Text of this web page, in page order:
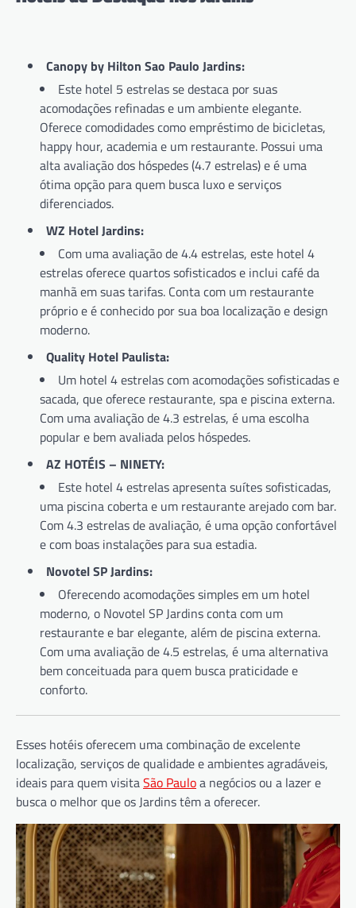
Canopy by Hilton Sao Paulo Jardins:
Este hotel 5 estrelas se destaca por suas
acomodações refinadas e um ambiente elegante.
Oferece comodidades como empréstimo de bicicletas,
happy hour, academia e um restaurante. Possui uma
alta avaliação dos hóspedes (4.7 estrelas) e é uma
ótima opção para quem busca luxo e serviços
diferenciados.
WZ Hotel Jardins:
Com uma avaliação de 4.4 estrelas, este hotel 4
estrelas oferece quartos sofisticados e inclui café da
manhã em suas tarifas. Conta com um restaurante
próprio e é conhecido por sua boa localização e design
moderno.
Quality Hotel Paulista:
Um hotel 4 estrelas com acomodações sofisticadas e
sacada, que oferece restaurante, spa e piscina externa.
Com uma avaliação de 4.3 estrelas, é uma escolha
popular e bem avaliada pelos hóspedes.
AZ HOTÉIS – NINETY:
Este hotel 4 estrelas apresenta suítes sofisticadas,
uma piscina coberta e um restaurante arejado com bar.
Com 4.3 estrelas de avaliação, é uma opção confortável
e com boas instalações para sua estadia.
Novotel SP Jardins:
Oferecendo acomodações simples em um hotel
moderno, o Novotel SP Jardins conta com um
restaurante e bar elegante, além de piscina externa.
Com uma avaliação de 4.5 estrelas, é uma alternativa
bem conceituada para quem busca praticidade e
conforto.
Esses hotéis oferecem uma combinação de excelente
localização, serviços de qualidade e ambientes agradáveis,
ideais para quem visitaSão Pauloa negócios ou a lazer e
busca o melhor que os Jardins têm a oferecer.